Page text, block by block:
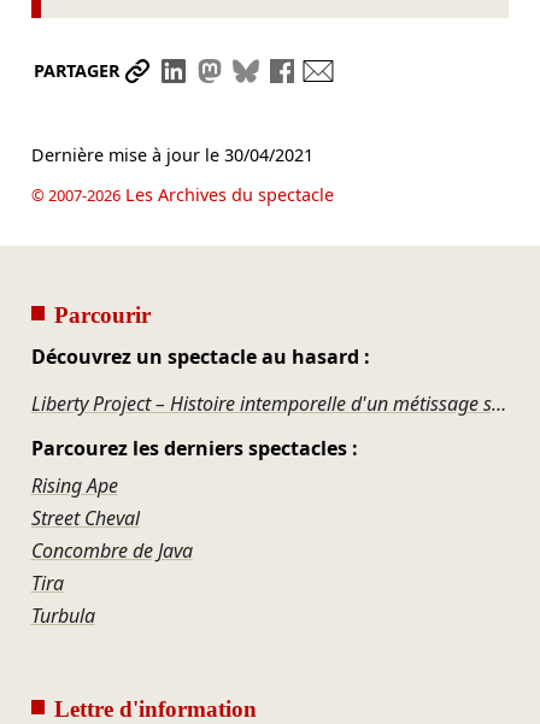
PARTAGER Partager le lien
Partager sur LinkedIn
Partager sur Mastodon
Partager sur Bluesky
Partager sur Facebook
Dernière mise à jour le 30/04/2021
© 2007-2026Les Archives du spectacle
Parcourir
Découvrez un spectacle au hasard :
Liberty Project – Histoire intemporelle d'un métissage socio-culturel
Parcourez les derniers spectacles :
Rising Ape
Street Cheval
Concombre de Java
Tira
Turbula
Lettre d'information